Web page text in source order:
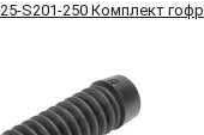
S201-250 Комплект гофр